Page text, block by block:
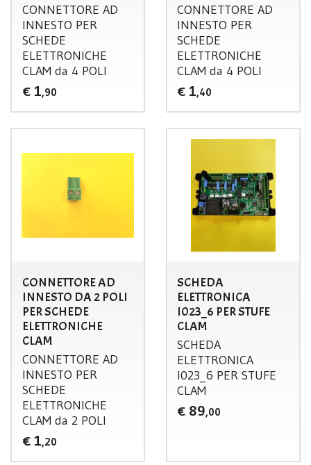
CONNETTORE AD
INNESTO PER
SCHEDE
ELETTRONICHE
CLAM da 4 POLI
€ 1,90
CONNETTORE AD
INNESTO PER
SCHEDE
ELETTRONICHE
CLAM da 4 POLI
€ 1,40
CONNETTORE AD
INNESTO DA 2 POLI
PER SCHEDE
ELETTRONICHE
CLAM
CONNETTORE AD
INNESTO PER
SCHEDE
ELETTRONICHE
CLAM da 2 POLI
€ 1,20
SCHEDA
ELETTRONICA
I023_6 PER STUFE
CLAM
SCHEDA
ELETTRONICA
I023_6 PER STUFE
CLAM
€ 89,00